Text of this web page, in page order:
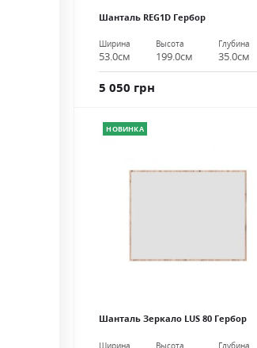
Шанталь REG1D Гербор
Ширина
53.0см
Высота
199.0см
Глубина
35.0см
5 050 грн
НОВИНКА
Шанталь Зеркало LUS 80 Гербор
Ширина Высота Глубина